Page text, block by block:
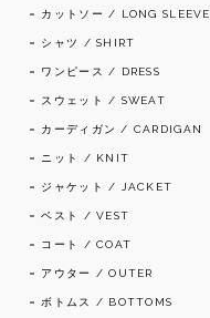
カットソー / LONG SLEEVE
シャツ / SHIRT
ワンピース / DRESS
スウェット / SWEAT
カーディガン / CARDIGAN
ニット / KNIT
ジャケット / JACKET
ベスト / VEST
コート / COAT
アウター / OUTER
ボトムス / BOTTOMS